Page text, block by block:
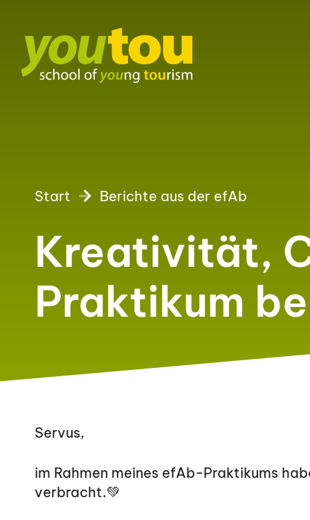
Start Berichte aus der efAb
Kreativität,
Praktikum
Servus,
im Rahmen meines efAb-Praktikums
verbracht.💚